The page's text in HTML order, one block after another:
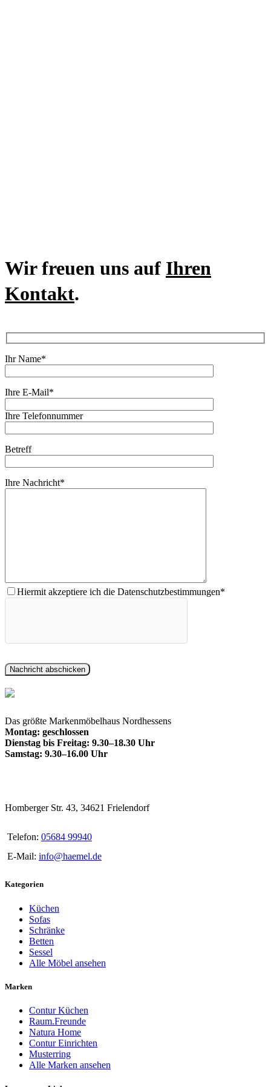
Wir freuen uns auf Ihren
Kontakt.
Ihr Name*
Ihre E-Mail*
Ihre Telefonnummer
Betreff
Ihre Nachricht*
Hiermit akzeptiere ich die Datenschutzbestimmungen*
Das größte Markenmöbelhaus Nordhessens
Montag: geschlossen
Dienstag bis Freitag: 9.30–18.30 Uhr
Samstag: 9.30–16.00 Uhr
Homberger Str. 43, 34621 Frielendorf
Telefon: 05684 99940
E-Mail: info@haemel.de
Kategorien
Küchen
Sofas
Schränke
Betten
Sessel
Alle Möbel ansehen
Marken
Contur Küchen
Raum.Freunde
Natura Home
Contur Einrichten
Musterring
Alle Marken ansehen